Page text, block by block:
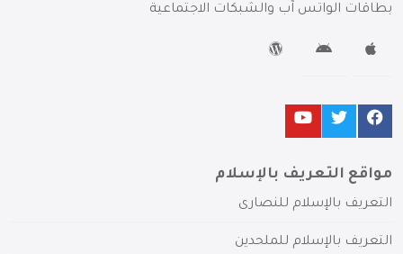
بطاقات الواتس آب والشبكات الاجتماعية
مواقع التعريف بالإسلام
التعريف بالإسلام للنصارى
التعريف بالإسلام للملحدين